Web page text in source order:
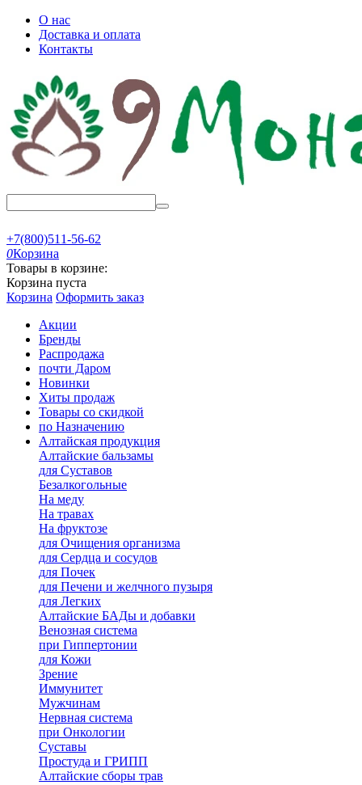
О нас
Доставка и оплата
Контакты
+7(800)511-56-62
0Корзина
Товары в корзине:
Корзина пуста
Корзина Оформить заказ
Акции
Бренды
Распродажа
почти Даром
Новинки
Хиты продаж
Товары со скидкой
по Назначению
Алтайская продукция
Алтайские бальзамы
для Суставов
Безалкогольные
На меду
На травах
На фруктозе
для Очищения организма
для Сердца и сосудов
для Почек
для Печени и желчного пузыря
для Легких
Алтайские БАДы и добавки
Венозная система
при Гиппертонии
для Кожи
Зрение
Иммунитет
Мужчинам
Нервная система
при Онкологии
Суставы
Простуда и ГРИПП
Алтайские сборы трав